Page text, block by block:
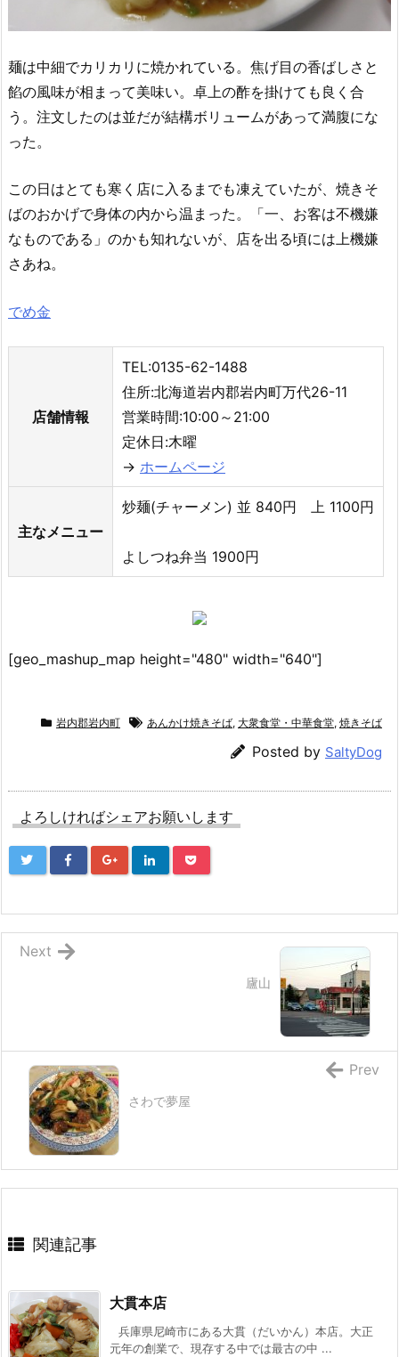
麺は中細でカリカリに焼かれている。焦げ目の香ばしさと
餡の風味が相まって美味い。卓上の酢を掛けても良く合
う。注文したのは並だが結構ボリュームがあって満腹にな
った。
この日はとても寒く店に入るまでも凍えていたが、焼きそ
ばのおかげで身体の内から温まった。「一、お客は不機嫌
なものである」のかも知れないが、店を出る頃には上機嫌
さあね。
でめ金
店舗情報
TEL:0135-62-1488
住所:北海道岩内郡岩内町万代26-11
営業時間:10:00～21:00
定休日:木曜
→ ホームページ
主なメニュー
炒麺(チャーメン) 並 840円 上 1100円
よしつね弁当 1900円
[geo_mashup_map height="480" width="640"]
岩内郡岩内町 あんかけ焼きそば, 大衆食堂・中華食堂, 焼きそば
Posted by SaltyDog
よろしければシェアお願いします
廬山
Next
さわで夢屋
Prev
関連記事
大貫本店
兵庫県尼崎市にある大貫（だいかん）本店。大正
元年の創業で、現存する中では最古の中 ...